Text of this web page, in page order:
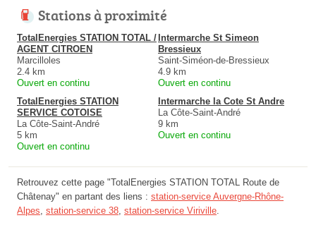
Stations à proximité
TotalEnergies STATION TOTAL /
AGENT CITROEN
Marcilloles
2.4 km
Ouvert en continu
Intermarche St Simeon
Bressieux
Saint-Siméon-de-Bressieux
4.9 km
Ouvert en continu
TotalEnergies STATION
SERVICE COTOISE
La Côte-Saint-André
5 km
Ouvert en continu
Intermarche la Cote St Andre
La Côte-Saint-André
9 km
Ouvert en continu
Retrouvez cette page "TotalEnergies STATION TOTAL Route de
Châtenay" en partant des liens : station-service Auvergne-Rhône-
Alpes station-service 38 station-service Viriville